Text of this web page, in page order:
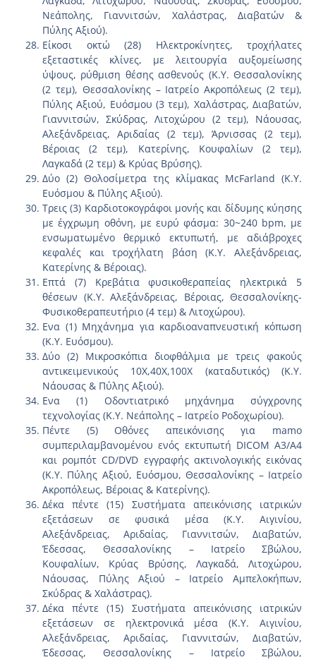
Νεάπολης, Γιαννιτσών, Χαλάστρας, Διαβατών &
Πύλης Αξιού).
Είκοσι οκτώ (28) Ηλεκτροκίνητες, τροχήλατες
εξεταστικές κλίνες, με λειτουργία αυξομείωσης
ύψους, ρύθμιση θέσης ασθενούς (Κ.Υ. Θεσσαλονίκης
(2 τεμ), Θεσσαλονίκης – Ιατρείο Ακροπόλεως (2 τεμ),
Πύλης Αξιού, Ευόσμου (3 τεμ), Χαλάστρας, Διαβατών,
Γιαννιτσών, Σκύδρας, Λιτοχώρου (2 τεμ), Νάουσας,
Αλεξάνδρειας, Αριδαίας (2 τεμ), Άρνισσας (2 τεμ),
Βέροιας (2 τεμ), Κατερίνης, Κουφαλίων (2 τεμ),
Λαγκαδά (2 τεμ) & Κρύας Βρύσης).
Δύο (2) Θολοσίμετρα της κλίμακας McFarland (Κ.Υ.
Ευόσμου & Πύλης Αξιού).
Τρεις (3) Καρδιοτοκογράφοι μονής και δίδυμης κύησης
με έγχρωμη οθόνη, με ευρύ φάσμα: 30~240 bpm, με
ενσωματωμένο θερμικό εκτυπωτή, με αδιάβροχες
κεφαλές και τροχήλατη βάση (Κ.Υ. Αλεξάνδρειας,
Κατερίνης & Βέροιας).
Επτά (7) Κρεβάτια φυσικοθεραπείας ηλεκτρικά 5
θέσεων (Κ.Υ. Αλεξάνδρειας, Βέροιας, Θεσσαλονίκης-
Φυσικοθεραπευτήριο (4 τεμ) & Λιτοχώρου).
Ενα (1) Μηχάνημα για καρδιοαναπνευστική κόπωση
(Κ.Υ. Ευόσμου).
Δύο (2) Μικροσκόπια διοφθάλμια με τρεις φακούς
αντικειμενικούς 10Χ,40Χ,100Χ (καταδυτικός) (Κ.Υ.
Νάουσας & Πύλης Αξιού).
Ενα (1) Οδοντιατρικό μηχάνημα σύγχρονης
τεχνολογίας (Κ.Υ. Νεάπολης – Ιατρείο Ροδοχωρίου).
Πέντε (5) Οθόνες απεικόνισης για mamo
συμπεριλαμβανομένου ενός εκτυπωτή DICOM A3/A4
και ρομπότ CD/DVD εγγραφής ακτινολογικής εικόνας
(Κ.Υ. Πύλης Αξιού, Ευόσμου, Θεσσαλονίκης – Ιατρείο
Ακροπόλεως, Βέροιας & Κατερίνης).
Δέκα πέντε (15) Συστήματα απεικόνισης ιατρικών
εξετάσεων σε φυσικά μέσα (Κ.Υ. Αιγινίου,
Αλεξάνδρειας, Αριδαίας, Γιαννιτσών, Διαβατών,
Έδεσσας, Θεσσαλονίκης – Ιατρείο Σβώλου,
Κουφαλίων, Κρύας Βρύσης, Λαγκαδά, Λιτοχώρου,
Νάουσας, Πύλης Αξιού – Ιατρείο Αμπελοκήπων,
Σκύδρας & Χαλάστρας).
Δέκα πέντε (15) Συστήματα απεικόνισης ιατρικών
εξετάσεων σε ηλεκτρονικά μέσα (Κ.Υ. Αιγινίου,
Αλεξάνδρειας, Αριδαίας, Γιαννιτσών, Διαβατών,
Έδεσσας, Θεσσαλονίκης – Ιατρείο Σβώλου,